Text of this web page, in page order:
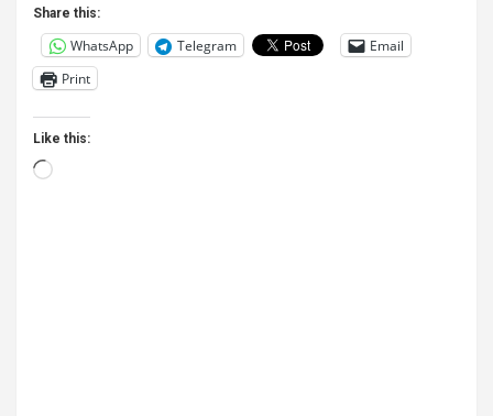
Share this:
WhatsApp Telegram
Email
Print
Like this:
Loading…